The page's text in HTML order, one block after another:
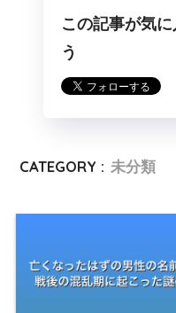
この記事が気
う
CATEGORY : 未分類